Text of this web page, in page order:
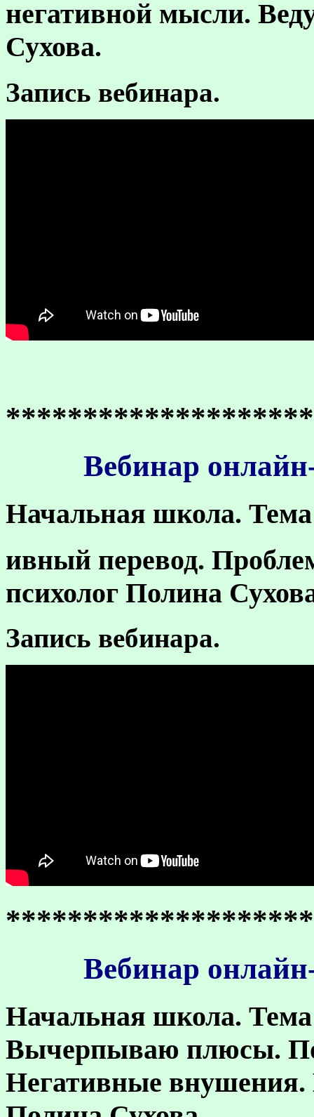
негативной мысли.
Сухова.
Запись вебинара.
Вебинар
Начальная школа.
ивный перевод.
психолог Полина
Запись вебинара.
Вебинар
Начальная школа.
Вычерпываю плюсы.
Негативные